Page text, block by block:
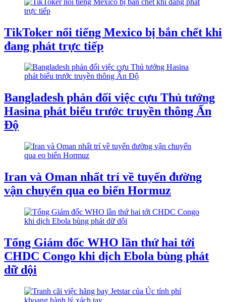
TikToker nổi tiếng Mexico bị bắn chết khi
đang phát trực tiếp
Bangladesh phản đối việc cựu Thủ tướng
Hasina phát biểu trước truyền thông Ấn
Độ
Iran và Oman nhất trí về tuyến đường
vận chuyển qua eo biển Hormuz
Tổng Giám đốc WHO lần thứ hai tới
CHDC Congo khi dịch Ebola bùng phát
dữ dội